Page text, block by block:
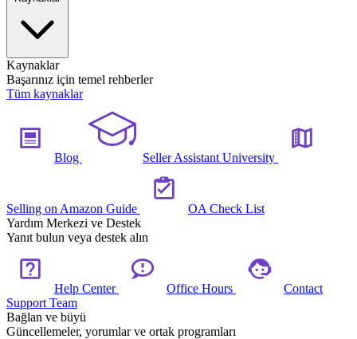
Kaynaklar
Başarınız için temel rehberler
Tüm kaynaklar
Blog Seller Assistant University
Selling on Amazon Guide
OA Check List
Yardım Merkezi ve Destek
Yanıt bulun veya destek alın
Help Center Office Hours
Contact
Support Team
Bağlan ve büyü
Güncellemeler, yorumlar ve ortak programları